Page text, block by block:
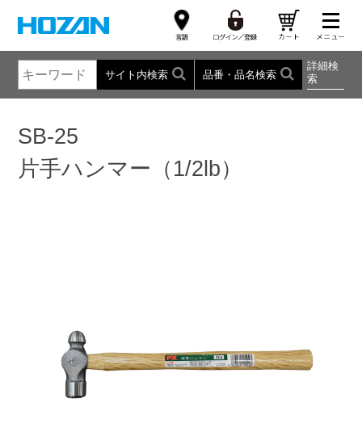
サイト内検索 品番・品名検索
詳細検
索
SB-25
片手ハンマー（1/2lb）